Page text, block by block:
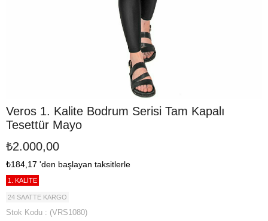
Veros 1. Kalite Bodrum Serisi Tam Kapalı
Tesettür Mayo
₺2.000,00
₺184,17 'den başlayan taksitlerle
1. KALİTE
24 SAATTE KARGO
Stok Kodu
(VRS1080)